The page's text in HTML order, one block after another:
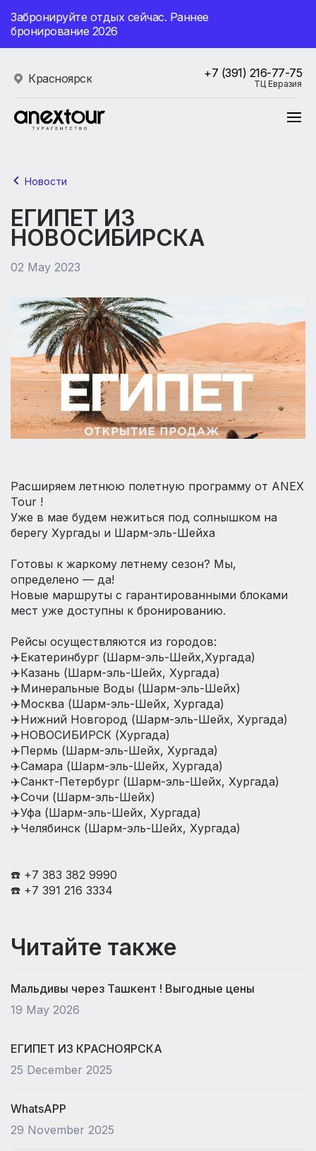
Забронируйте отдых сейчас. Раннее
бронирование 2026
Красноярск +7 (391) 216-77-75
ТЦ Евразия
Новости
ЕГИПЕТ ИЗ
НОВОСИБИРСКА
02 May 2023
Расширяем летнюю полетную программу от ANEX
Tour !
Уже в мае будем нежиться под солнышком на
берегу Хургады и Шарм-эль-Шейха
Готовы к жаркому летнему сезон? Мы,
определено — да!
Новые маршруты с гарантированными блоками
мест уже доступны к бронированию.⁣
Рейсы осуществляются из городов:⁣
✈️Екатеринбург (Шарм-эль-Шейх,Хургада)⁣
✈️Казань (Шарм-эль-Шейх, Хургада)⁣
✈️Минеральные Воды (Шарм-эль-Шейх)⁣
✈️Москва (Шарм-эль-Шейх, Хургада)⁣
✈️Нижний Новгород (Шарм-эль-Шейх, Хургада)⁣
✈️НОВОСИБИРСК (Хургада)⁣
✈️Пермь (Шарм-эль-Шейх, Хургада)⁣
✈️Самара (Шарм-эль-Шейх, Хургада)⁣
✈️Санкт-Петербург (Шарм-эль-Шейх, Хургада)⁣
✈️Сочи (Шарм-эль-Шейх)⁣
✈️Уфа (Шарм-эль-Шейх, Хургада)⁣
✈️Челябинск (Шарм-эль-Шейх, Хургада)⁣
☎️ +7 383 382 9990
☎️ +7 391 216 3334
Читайте также
Мальдивы через Ташкент ! Выгодные цены
19 May 2026
ЕГИПЕТ ИЗ КРАСНОЯРСКА
25 December 2025
WhatsAPP
29 November 2025